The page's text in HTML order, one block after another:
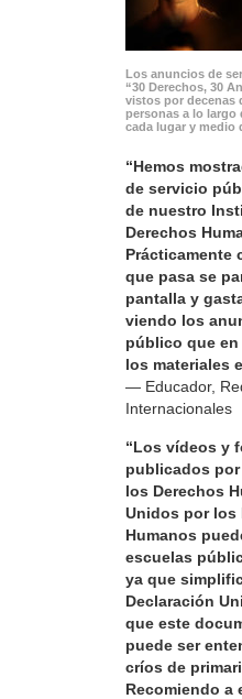
Los anuncios de
“30 Derechos, 30
vistos por decenas
personas a lo largo
cada lugar y medio
“Hemos
de servicio
de nuestro
Derechos
Prácticamente
que pasa se
pantalla y
viendo los
público que
los materiales
— Educador,
Internacionales
“Los vídeos y
publicados
los Derechos
Unidos por los
Humanos
escuelas
ya que
Declaración
que este
puede ser
críos de
Recomiendo a